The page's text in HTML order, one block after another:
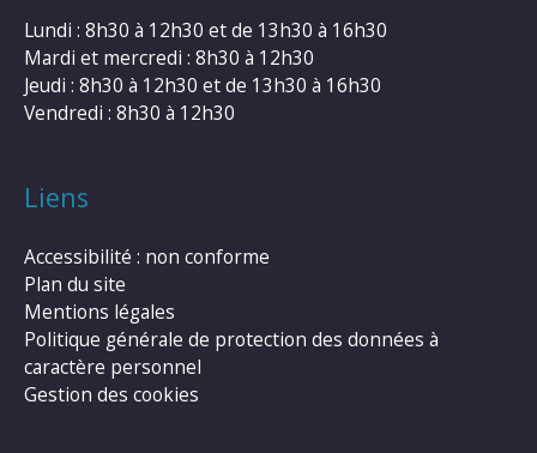
Lundi : 8h30 à 12h30 et de 13h30 à 16h30
Mardi et mercredi : 8h30 à 12h30
Jeudi : 8h30 à 12h30 et de 13h30 à 16h30
Vendredi : 8h30 à 12h30
Liens
Accessibilité : non conforme
Plan du site
Mentions légales
Politique générale de protection des données à
caractère personnel
Gestion des cookies